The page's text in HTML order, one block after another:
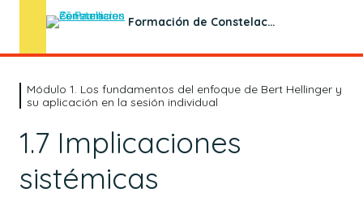
Formación de Constelaciones Familiares en Sesión Individual
Módulo 1. Los fundamentos del
enfoque de Bert Hellinger y su
aplicación en la sesión individual
1. Qué es el enfoque sistémico
Módulo 1. Los fundamentos del enfoque de Bert Hellinger y
su aplicación en la sesión individual
1.7 Implicaciones
sistémicas